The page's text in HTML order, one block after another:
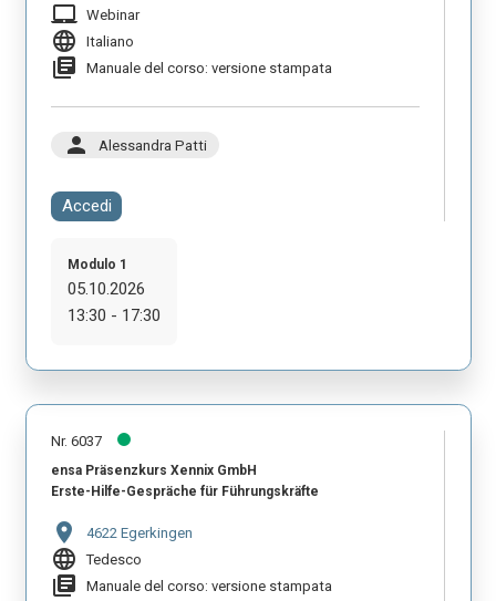
laptop_mac Webinar
language Italiano
library_books Manuale del corso: versione stampata
person Alessandra Patti
Accedi
Modulo 1
05.10.2026
13:30 - 17:30
Nr. 6037
ensa Präsenzkurs Xennix GmbH
Erste-Hilfe-Gespräche für Führungskräfte
location_on 4622 Egerkingen
language Tedesco
library_books Manuale del corso: versione stampata